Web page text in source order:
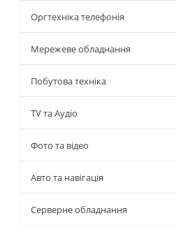
Оргтехніка телефонія
Мережеве обладнання
Побутова техніка
TV та Аудіо
Фото та відео
Авто та навігація
Серверне обладнання